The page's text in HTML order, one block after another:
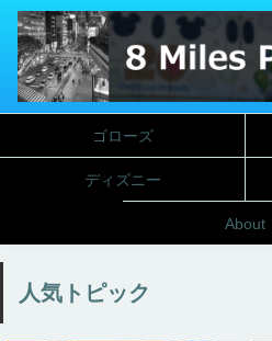
ゴローズ
ディズニー
About
人気トピック